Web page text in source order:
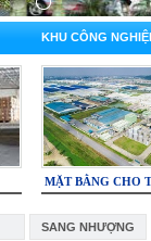
KHU CÔNG
MẶT BẰNG CHO
SANG NHƯỢNG